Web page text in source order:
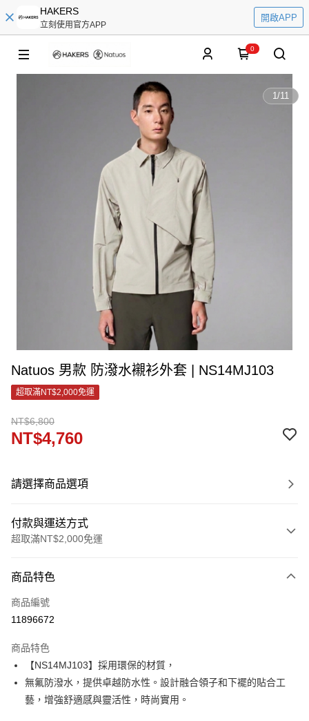
HAKERS
立刻使用官方APP
開啟APP
0
1/11
Natuos 男款 防潑水襯衫外套 | NS14MJ103
超取滿NT$2,000免運
NT$6,800
NT$4,760
請選擇商品選項
付款與運送方式
超取滿NT$2,000免運
信用卡一次付款
LINE Pay
街口支付
悠遊付
商品特色
商品編號
11896672
商品特色
【NS14MJ103】採用環保的材質，
無氟防潑水，提供卓越防水性。設計融合領子和下襬的貼合工
藝，增強舒適感與靈活性，時尚實用。